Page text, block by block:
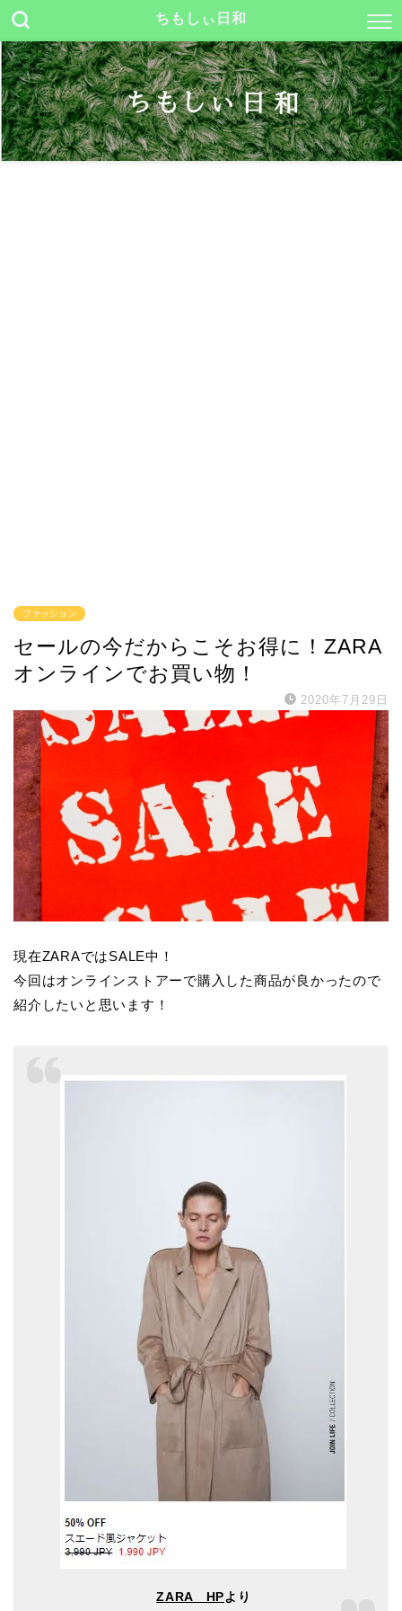
ちもしぃ日和
ファッション
セールの今だからこそお得に！ZARA
オンラインでお買い物！
2020年7月29日
現在ZARAではSALE中！
今回はオンラインストアーで購入した商品が良かったので
紹介したいと思います！
ZARA HPより